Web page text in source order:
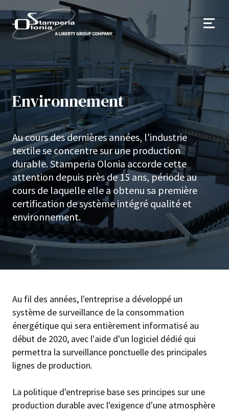
Environnement
Au cours des dernières années, l'industrie
textile se concentre sur une production
durable. Stamperia Olonia accorde cette
attention depuis près de 15 ans, période au
cours de laquelle elle a obtenu sa première
certification de système intégré qualité et
environnement.
Au fil des années, l'entreprise a développé un
système de surveillance de la consommation
énergétique qui sera entièrement informatisé au
début de 2020, avec l'aide d'un logiciel dédié qui
permettra la surveillance ponctuelle des principales
lignes de production.
La politique d'entreprise base ses principes sur une
production durable avec l'exigence d'une atmosphère